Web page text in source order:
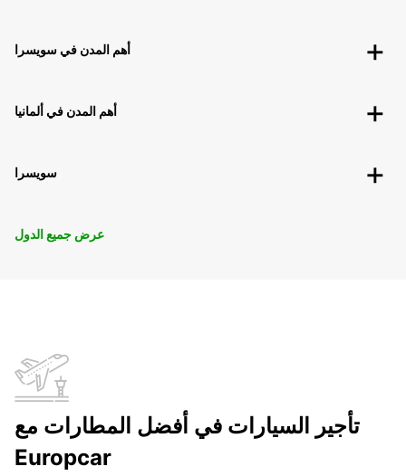
أهم المدن في سويسرا
أهم المدن في ألمانيا
سويسرا
عرض جميع الدول
تأجير السيارات في أفضل المطارات مع
Europcar